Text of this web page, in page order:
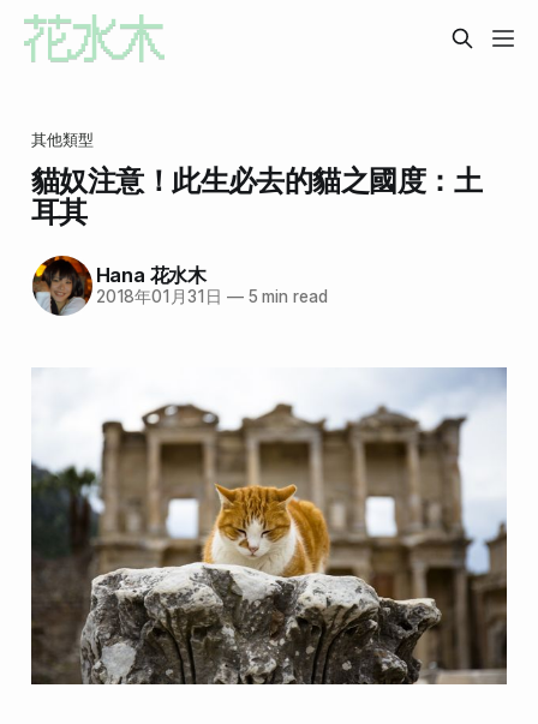
其他類型
貓奴注意！此生必去的貓之國度：土
耳其
Hana 花水木
2018年01月31日 —5 min read